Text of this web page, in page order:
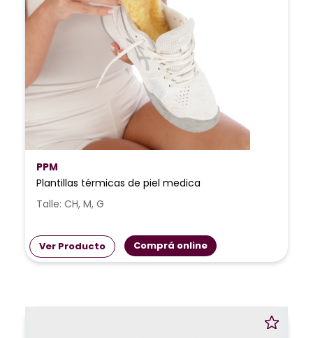
PPM
Plantillas térmicas de piel medica
Talle: CH, M, G
Ver Producto Comprá online